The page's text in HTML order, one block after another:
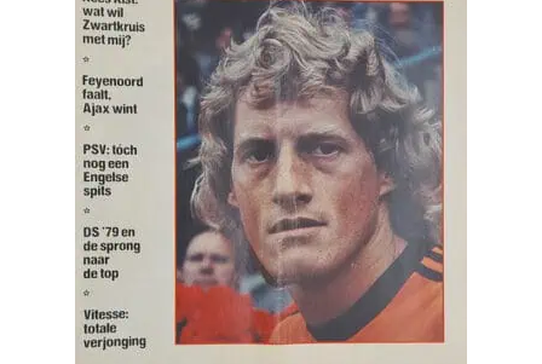
Puntertjes
Contact